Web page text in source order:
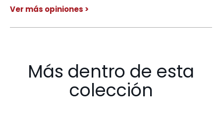
Ver más opiniones >
Más dentro de esta
colección